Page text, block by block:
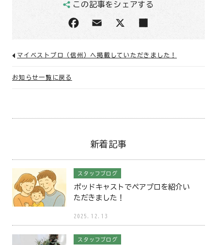
この記事をシェアする
マイベストプロ（信州）へ掲載していただきました！
お知らせ一覧に戻る
新着記事
スタッフブログ
ポッドキャストでペアプロを紹介い
ただきました！
2025.12.13
スタッフブログ